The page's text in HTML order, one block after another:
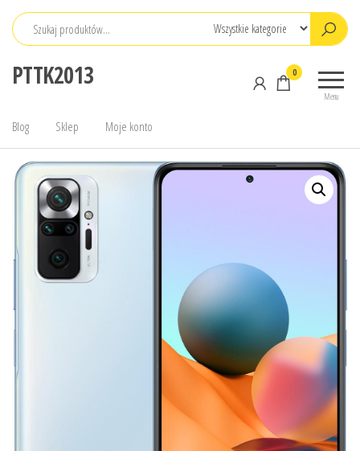
Przejdź
PTTK2013
Menu
0
Blog Sklep Moje konto